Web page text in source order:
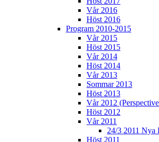
Vår 2016
Höst 2016
Program 2010-2015
Vår 2015
Höst 2015
Vår 2014
Höst 2014
Vår 2013
Sommar 2013
Höst 2013
Vår 2012
Höst 2012
Vår 2011
24/3 2011 Nya
Höst 2011